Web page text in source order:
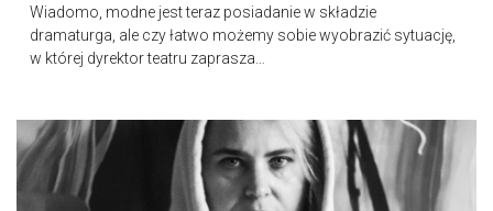
Wiadomo, modne jest teraz posiadanie w składzie
dramaturga, ale czy łatwo możemy sobie wyobrazić sytuację,
w której dyrektor teatru zaprasza…